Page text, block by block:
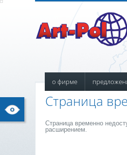
о фирме
Страница
Страница временно
расширением.